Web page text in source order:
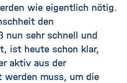
wie eigentlich nötig.
den
nun sehr schnell und
ist heute schon klar,
aktiv aus der
werden muss, um die